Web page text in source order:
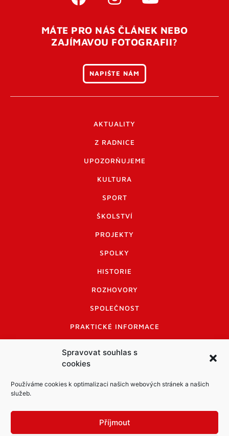
Spravovat souhlas s
cookies
Používáme cookies k optimalizaci našich webových stránek a našich
služeb.
Příjmout
MÁTE PRO NÁS ČLÁNEK NEBO
ZAJÍMAVOU FOTOGRAFII?
NAPIŠTE NÁM
AKTUALITY
Z RADNICE
UPOZORŇUJEME
KULTURA
SPORT
ŠKOLSTVÍ
PROJEKTY
SPOLKY
HISTORIE
ROZHOVORY
SPOLEČNOST
PRAKTICKÉ INFORMACE
INFORMACE A KODEX DISKUTUJÍCÍCH
LOGO A LOGO MANUÁL